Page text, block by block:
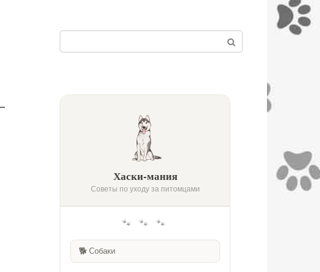
Хаски-мания
Советы по уходу за питомцами
🐾 🐾 🐾
🐕 Собаки